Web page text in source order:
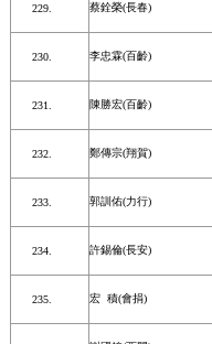
蔡銓榮(長春)
李忠霖(百齡)
陳勝宏(百齡)
鄭傳宗(翔賀)
郭訓佑(力行)
許錫倫(長安)
宏 積(會捐)